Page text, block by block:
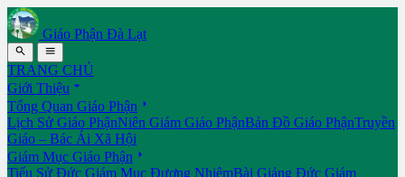
Giáo Phận Đà Lạt
 
TRANG CHỦ
Giới Thiệu 
Tổng Quan Giáo Phận 
Lịch Sử Giáo PhậnNiên Giám Giáo PhậnBản Đồ Giáo PhậnTruyền
Giáo – Bác Ái Xã Hội
Giám Mục Giáo Phận 
Tiểu Sử Đức Giám Mục Đương NhiệmBài Giảng Đức Giám